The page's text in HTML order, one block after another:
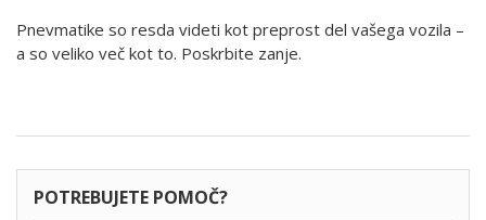
Pnevmatike so resda videti kot preprost del vašega vozila –
a so veliko več kot to. Poskrbite zanje.
POTREBUJETE POMOČ?